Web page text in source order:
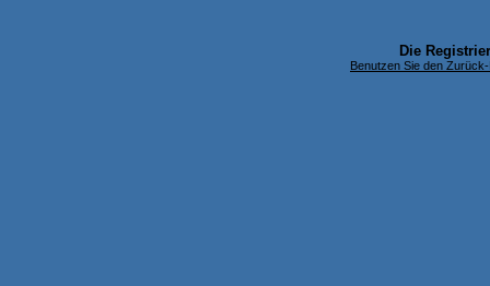
Die
Benutzen Sie den